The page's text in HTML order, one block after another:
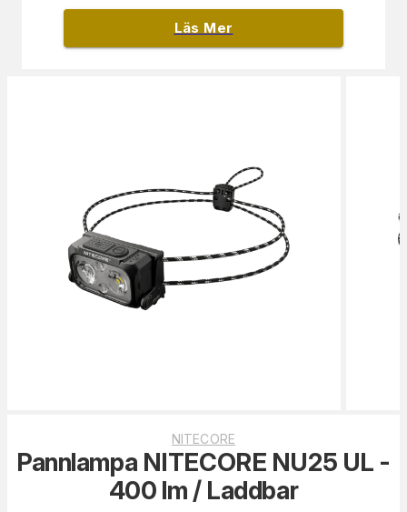
Läs Mer
NITECORE
Pannlampa NITECORE NU25 UL -
400 lm / Laddbar